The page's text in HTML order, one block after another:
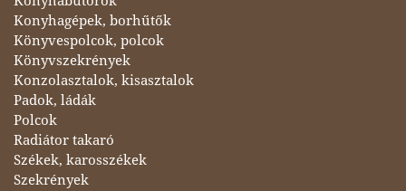
Konyhagépek, borhűtők
Könyvespolcok, polcok
Könyvszekrények
Konzolasztalok, kisasztalok
Padok, ládák
Polcok
Radiátor takaró
Székek, karosszékek
Szekrények